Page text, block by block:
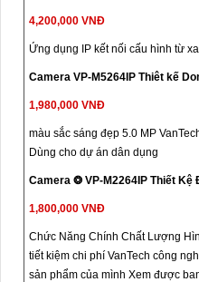
4,200,000 VNĐ
Ứng dụng IP kết nối cấu hình từ
Camera VP-M5264IP Thiêt kế
1,980,000 VNĐ
màu sắc sáng đẹp 5.0 MP
Dùng cho dự án dân dụng
Camera ❂ VP-M2264IP Thiết Kệ
1,800,000 VNĐ
Chức Năng Chính Chất Lượng
tiết kiệm chi phí VanTech công
sản phẩm của mình Xem được